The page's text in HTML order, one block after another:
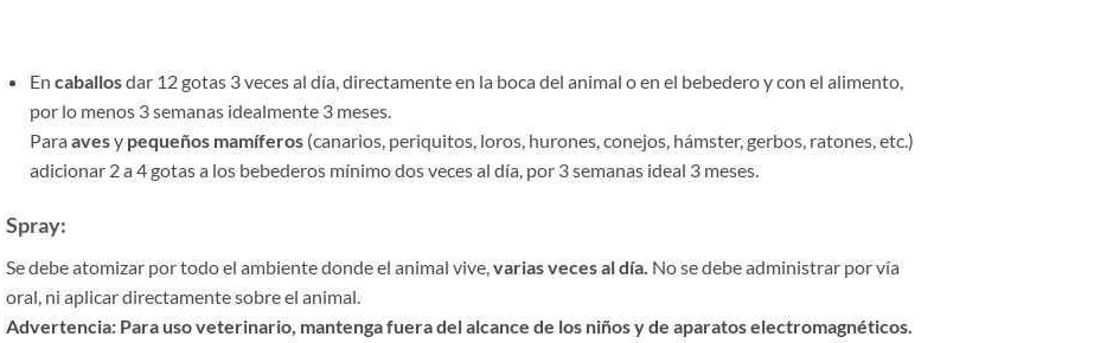
Encaballosdar 12 gotas 3 veces al día, directamente en la boca del animal o en el bebedero y con el alimento,
por lo menos 3 semanas idealmente 3 meses.
Paraavesy pequeños mamíferos (canarios, periquitos, loros, hurones, conejos, hámster, gerbos, ratones, etc.)
adicionar 2 a 4 gotas a los bebederos mínimo dos veces al día, por 3 semanas ideal 3 meses.
Spray:
Se debe atomizar por todo el ambiente donde el animal vive,varias veces al día. No se debe administrar por vía
oral, ni aplicar directamente sobre el animal.
Advertencia: Para uso veterinario, mantenga fuera del alcance de los niños y de aparatos electromagnéticos.